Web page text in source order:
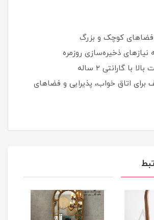
فضاهای کوچک و بزرگ
ذخیره‌سازی روزمره
با گارانتی ۲ ساله
برای اتاق خواب، پذیرایی و فضاهای